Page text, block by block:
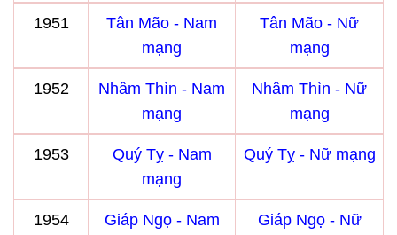
1951
Tân Mão - Nam
mạng
Tân Mão - Nữ
mạng
1952
Nhâm Thìn - Nam
mạng
Nhâm Thìn - Nữ
mạng
1953
Quý Tỵ - Nam
mạng
Quý Tỵ - Nữ mạng
1954
Giáp Ngọ - Nam
Giáp Ngọ - Nữ